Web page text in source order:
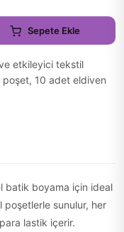
Sepete Ekle
etkileyici tekstil
poşet, 10 adet eldiven
batik boyama için ideal
poşetlerle sunulur, her
lastik içerir.